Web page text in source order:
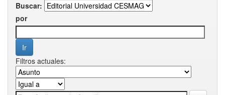
Buscar:
por
Filtros actuales: